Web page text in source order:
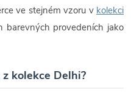
ve stejném vzoru v kolekci
barevných provedeních jako
kolekce Delhi?